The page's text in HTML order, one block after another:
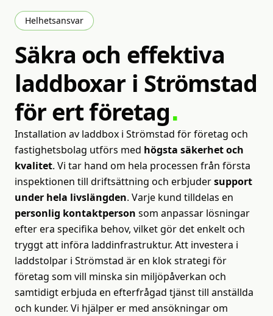
Helhetsansvar
Säkra och effektiva
laddboxar i Strömstad
förertföretag
Installation av laddbox i Strömstad för företag och
fastighetsbolag utförs med högsta säkerhet och
kvalitet. Vi tar hand om hela processen från första
inspektionen till driftsättning och erbjudersupport
under hela livslängden. Varje kund tilldelas en
personlig kontaktperson som anpassar lösningar
efter era specifika behov, vilket gör det enkelt och
tryggt att införa laddinfrastruktur. Att investera i
laddstolpar i Strömstad är en klok strategi för
företag som vill minska sin miljöpåverkan och
samtidigt erbjuda en efterfrågad tjänst till anställda
och kunder. Vi hjälper er med ansökningar om